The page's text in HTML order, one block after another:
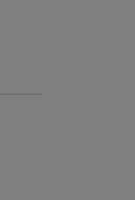
záložce